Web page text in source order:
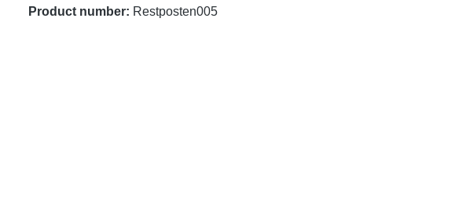
Product number: Restposten005